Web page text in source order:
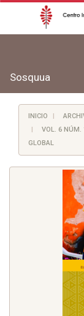
Barra
lateral
Sosquua
INICIO
VOL. 6 NÚM.
GLOBAL